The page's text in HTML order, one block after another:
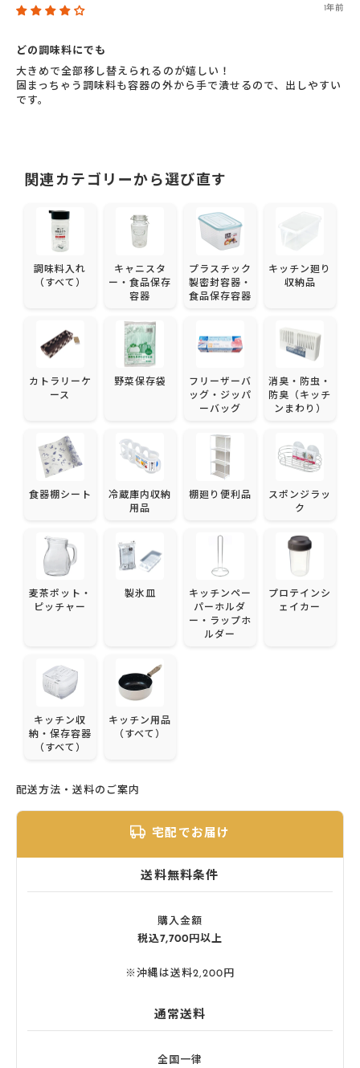
1年前
どの調味料にでも
大きめで全部移し替えられるのが嬉しい！
固まっちゃう調味料も容器の外から手で潰せるので、出しやすい
です。
関連カテゴリーから選び直す
調味料入れ
（すべて）
キャニスタ
ー・食品保存
容器
プラスチック
製密封容器・
食品保存容器
キッチン廻り
収納品
カトラリーケ
ース
野菜保存袋
フリーザーバ
ッグ・ジッパ
ーバッグ
消臭・防虫・
防臭（キッチ
ンまわり）
食器棚シート
冷蔵庫内収納
用品
棚廻り便利品
スポンジラッ
ク
麦茶ポット・
ピッチャー
製氷皿
キッチンペー
パーホルダ
ー・ラップホ
ルダー
プロテインシ
ェイカー
キッチン収
納・保存容器
（すべて）
キッチン用品
（すべて）
配送方法・送料のご案内
宅配でお届け
送料無料条件
購入金額
税込7,700円以上
※沖縄は送料2,200円
通常送料
全国一律